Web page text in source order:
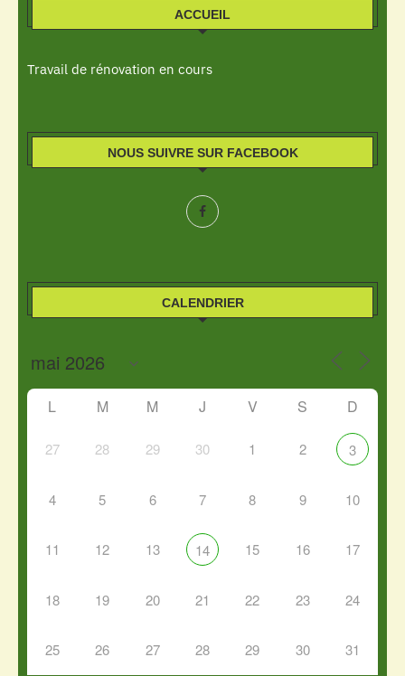
ACCUEIL
Travail de rénovation en cours
NOUS SUIVRE SUR FACEBOOK
CALENDRIER
L M M J V S D
27 28 29 30 1 2 3
4 5 6 7 8 9 10
11 12 13 14 15 16 17
18 19 20 21 22 23 24
25 26 27 28 29 30 31